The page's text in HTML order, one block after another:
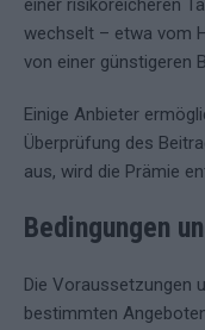
einer risikoreicheren
wechselt – etwa vom
von einer günstigeren
Einige Anbieter
Überprüfung des
aus, wird die Prämie
Bedingungen
Die Voraussetzungen
bestimmten